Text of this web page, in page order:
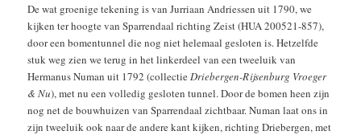
De wat groenige tekening is van Jurriaan Andriessen uit 1790, we
kijken ter hoogte van Sparrendaal richting Zeist (HUA 200521-857),
door een bomentunnel die nog niet helemaal gesloten is. Hetzelfde
stuk weg zien we terug in het linkerdeel van een tweeluik van
Hermanus Numan uit 1792 (collectieDriebergen-Rijsenburg Vroeger
& Nu), met nu een volledig gesloten tunnel. Door de bomen heen zijn
nog net de bouwhuizen van Sparrendaal zichtbaar. Numan laat ons in
zijn tweeluik ook naar de andere kant kijken, richting Driebergen, met